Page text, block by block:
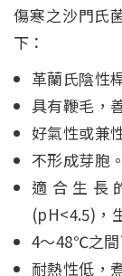
傷寒之沙門氏
下：
革蘭氏陰性
具有鞭毛，
好氣性或兼
不形成芽胞。
適合生長
(pH<4.5)，
4～48℃之間
耐熱性低，